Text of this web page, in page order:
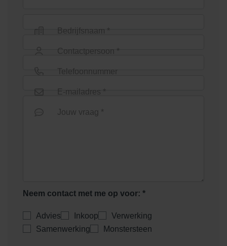
Bedrijfsnaam *
Contactpersoon *
Telefoonnummer
E-mailadres *
Jouw vraag *
Neem contact met me op voor: *
Advies Inkoop
Verwerking
Samenwerking
Monstersteen